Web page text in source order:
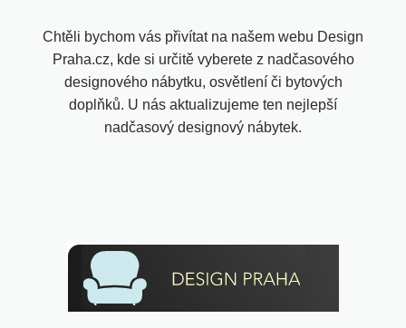
Chtěli bychom vás přivítat na našem webu Design
Praha.cz, kde si určitě vyberete z nadčasového
designového nábytku, osvětlení či bytových
doplňků. U nás aktualizujeme ten nejlepší
nadčasový designový nábytek.